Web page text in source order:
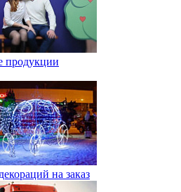
продукции
на заказ